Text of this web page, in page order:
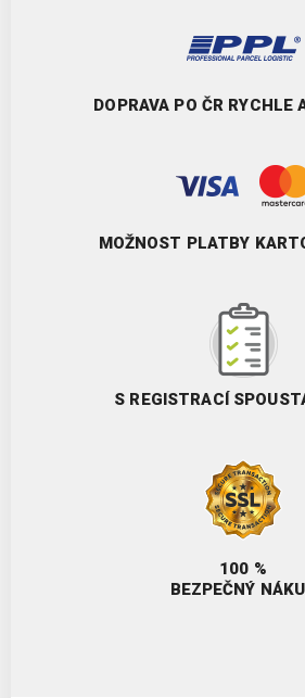
DOPRAVA PO ČR RYCHLE
MOŽNOST PLATBY
S REGISTRACÍ
100 %
BEZPEČNÝ